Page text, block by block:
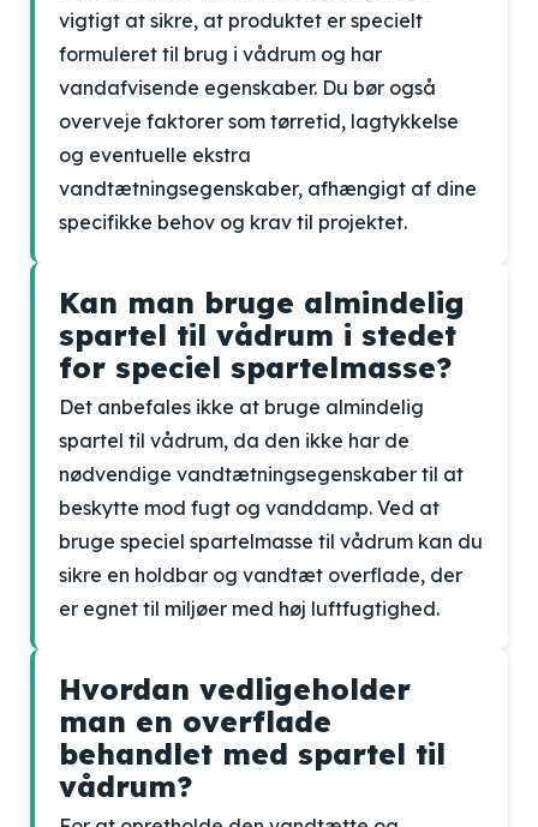
vigtigt at sikre, at produktet er specielt
formuleret til brug i vådrum og har
vandafvisende egenskaber. Du bør også
overveje faktorer som tørretid, lagtykkelse
og eventuelle ekstra
vandtætningsegenskaber, afhængigt af dine
specifikke behov og krav til projektet.
Kan man bruge almindelig
spartel til vådrum i stedet
for speciel spartelmasse?
Det anbefales ikke at bruge almindelig
spartel til vådrum, da den ikke har de
nødvendige vandtætningsegenskaber til at
beskytte mod fugt og vanddamp. Ved at
bruge speciel spartelmasse til vådrum kan du
sikre en holdbar og vandtæt overflade, der
er egnet til miljøer med høj luftfugtighed.
Hvordan vedligeholder
man en overflade
behandlet med spartel til
vådrum?